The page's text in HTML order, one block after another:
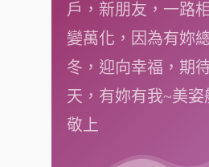
戶，新朋友，一路
變萬化，因為有妳
冬，迎向幸福，期
天，有妳有我~美姿
敬上